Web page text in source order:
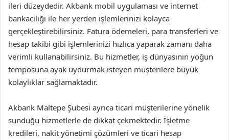
ileri düzeydedir. Akbank mobil uygulaması ve internet
bankacılığı ile her yerden işlemlerinizi kolayca
gerçekleştirebilirsiniz. Fatura ödemeleri, para transferleri ve
hesap takibi gibi işlemlerinizi hızlıca yaparak zamanı daha
verimli kullanabilirsiniz. Bu hizmetler, iş dünyasının yoğun
temposuna ayak uydurmak isteyen müşterilere büyük
kolaylıklar sağlamaktadır.
Akbank Maltepe Şubesi ayrıca ticari müşterilerine yönelik
sunduğu hizmetlerle de dikkat çekmektedir. İşletme
kredileri, nakit yönetimi çözümleri ve ticari hesap